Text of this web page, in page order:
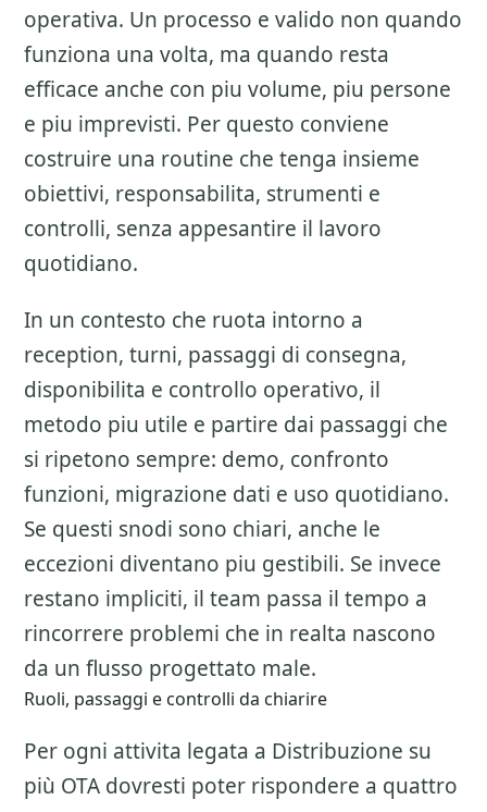
operativa. Un processo e valido non quando
funziona una volta, ma quando resta
efficace anche con piu volume, piu persone
e piu imprevisti. Per questo conviene
costruire una routine che tenga insieme
obiettivi, responsabilita, strumenti e
controlli, senza appesantire il lavoro
quotidiano.
In un contesto che ruota intorno a
reception, turni, passaggi di consegna,
disponibilita e controllo operativo, il
metodo piu utile e partire dai passaggi che
si ripetono sempre: demo, confronto
funzioni, migrazione dati e uso quotidiano.
Se questi snodi sono chiari, anche le
eccezioni diventano piu gestibili. Se invece
restano impliciti, il team passa il tempo a
rincorrere problemi che in realta nascono
da un flusso progettato male.
Ruoli, passaggi e controlli da chiarire
Per ogni attivita legata a Distribuzione su
più OTA dovresti poter rispondere a quattro